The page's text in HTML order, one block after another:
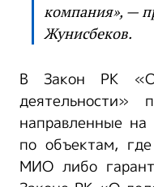
компания», —
Жунисбеков.
В Закон РК «О
деятельности»
направленные
по объектам,
МИО либо